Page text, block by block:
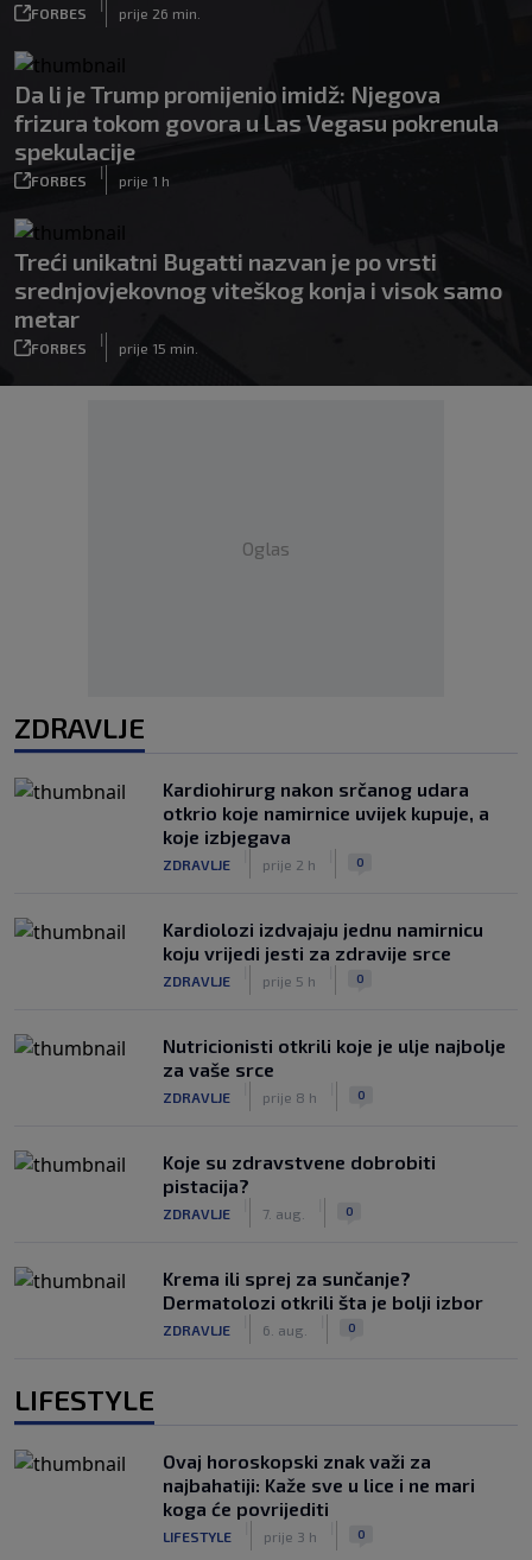
FORBES prije 26 min.
Da li je Trump promijenio imidž: Njegova
frizura tokom govora u Las Vegasu pokrenula
spekulacije
FORBES
|
prije 1 h
Treći unikatni Bugatti nazvan je po vrsti
srednjovjekovnog viteškog konja i visok samo
metar
FORBES
|
prije 15 min.
Oglas
ZDRAVLJE
Kardiohirurg nakon srčanog udara
otkrio koje namirnice uvijek kupuje, a
koje izbjegava
ZDRAVLJE prije 2 h 0
Kardiolozi izdvajaju jednu namirnicu
koju vrijedi jesti za zdravije srce
ZDRAVLJE prije 5 h 0
Nutricionisti otkrili koje je ulje najbolje
za vaše srce
ZDRAVLJE prije 8 h 0
Koje su zdravstvene dobrobiti
pistacija?
ZDRAVLJE 7. aug. 0
Krema ili sprej za sunčanje?
Dermatolozi otkrili šta je bolji izbor
ZDRAVLJE 6. aug. 0
LIFESTYLE
Ovaj horoskopski znak važi za
najbahatiji: Kaže sve u lice i ne mari
koga će povrijediti
LIFESTYLE prije 3 h 0